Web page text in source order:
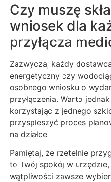
Czy muszę
wniosek dla
przyłącza
Zazwyczaj każdy
energetyczny czy
osobnego wniosku o
przyłączenia. Warto
korzystając z jednego
przyspieszyć proces
na działce.
Pamiętaj, że rzetelnie
to Twój spokój w
wątpliwości zawsze